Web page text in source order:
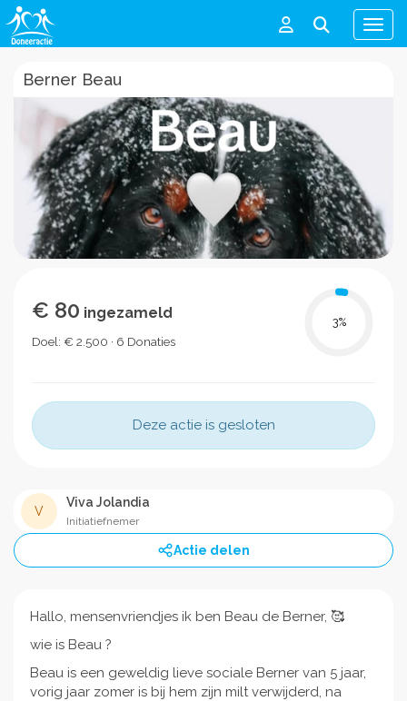
Menu
Berner Beau
€ 80 ingezameld
Doel: € 2.500 · 6 Donaties
3%
Deze actie is gesloten
V
Viva Jolandia
Initiatiefnemer
Actie delen
Hallo, mensenvriendjes ik ben Beau de Berner, 🥰
wie is Beau ?
Beau is een geweldig lieve sociale Berner van 5 jaar,
vorig jaar zomer is bij hem zijn milt verwijderd, na